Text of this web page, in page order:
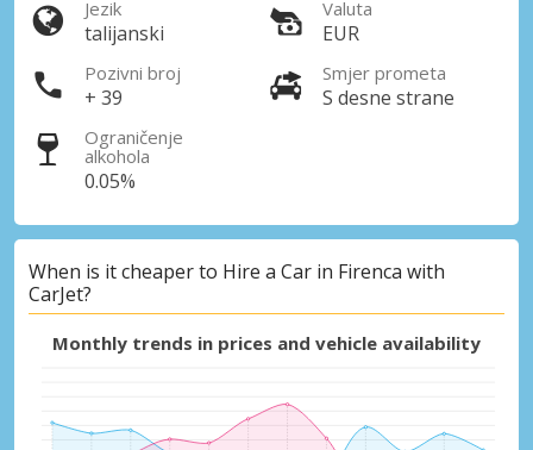
Jezik
talijanski
Valuta
EUR
Pozivni broj
+ 39
Smjer prometa
S desne strane
Ograničenje
alkohola
0.05%
When is it cheaper to Hire a Car in Firenca with
CarJet?
Monthly trends in prices and vehicle availability
Posebni popusti
Pristupite ekskluzivnim ponudama naših
dobavljača